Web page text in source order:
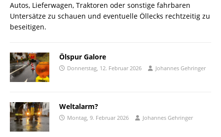
Autos, Lieferwagen, Traktoren oder sonstige fahrbaren
Untersätze zu schauen und eventuelle Öllecks rechtzeitig zu
beseitigen.
Ölspur Galore
Donnerstag, 12. Februar 2026 Johannes Gehringer
Weltalarm?
Montag, 9. Februar 2026 Johannes Gehringer